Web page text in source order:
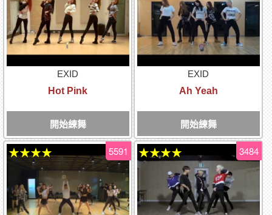
EXID
Hot Pink
開始練舞
EXID
Ah Yeah
開始練舞
5591
★★★★ 3484
★★★★